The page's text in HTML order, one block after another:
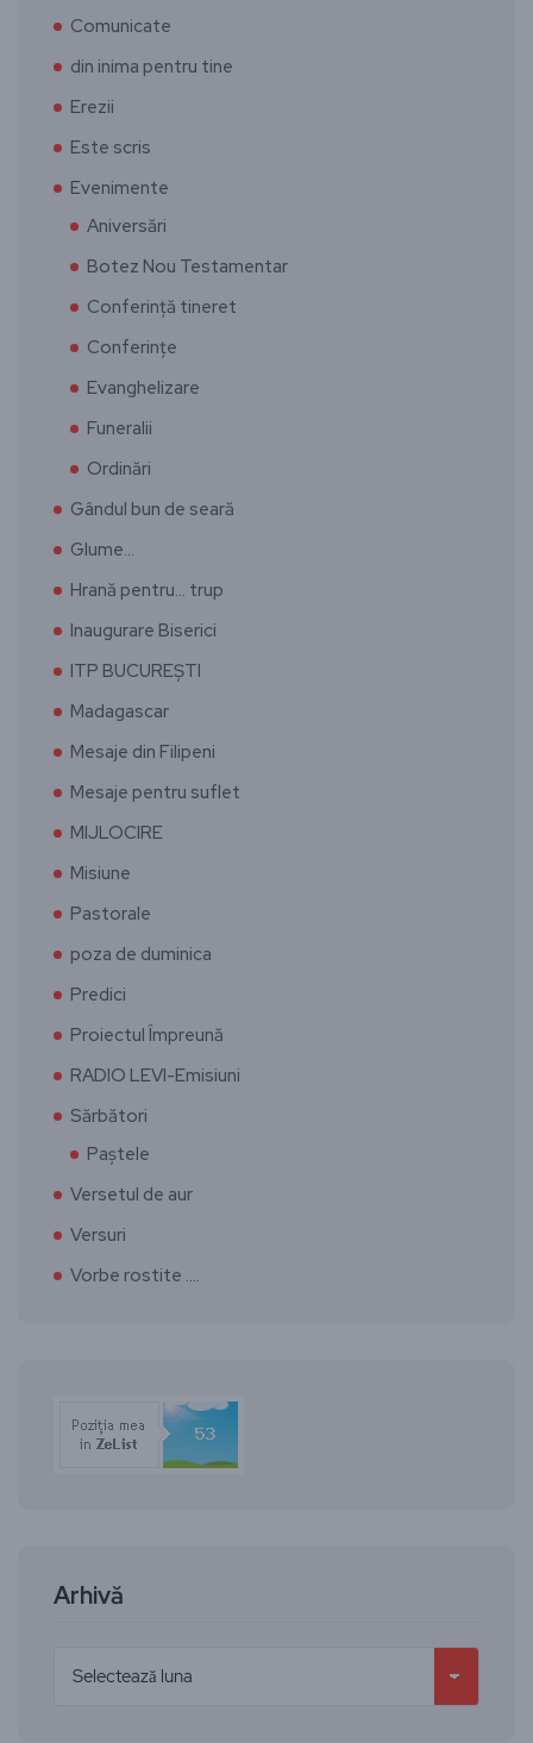
Comunicate
din inima pentru tine
Erezii
Este scris
Evenimente
Aniversări
Botez Nou Testamentar
Conferință tineret
Conferințe
Evanghelizare
Funeralii
Ordinări
Gândul bun de seară
Glume…
Hrană pentru… trup
Inaugurare Biserici
ITP BUCUREȘTI
Madagascar
Mesaje din Filipeni
Mesaje pentru suflet
MIJLOCIRE
Misiune
Pastorale
poza de duminica
Predici
Proiectul Împreună
RADIO LEVI-Emisiuni
Sărbători
Paștele
Versetul de aur
Versuri
Vorbe rostite ….
Arhivă